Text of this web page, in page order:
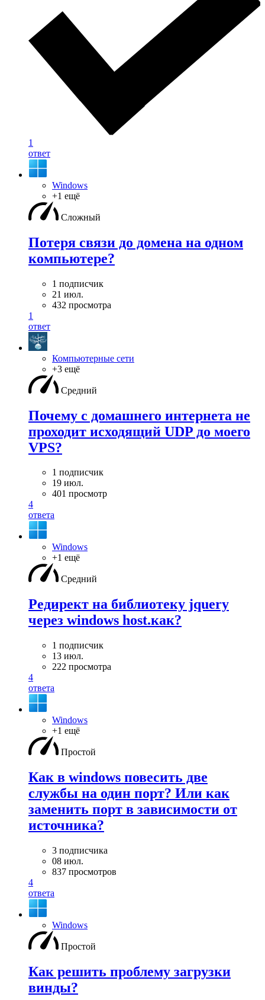
1
ответ
Windows
+1 ещё
Сложный
Потеря связи до домена на одном
компьютере?
1 подписчик
21 июл.
432 просмотра
1
ответ
Компьютерные сети
+3 ещё
Средний
Почему с домашнего интернета не
проходит исходящий UDP до моего
VPS?
1 подписчик
19 июл.
401 просмотр
4
ответа
Windows
+1 ещё
Средний
Редирект на библиотеку jquery
через windows host.как?
1 подписчик
13 июл.
222 просмотра
4
ответа
Windows
+1 ещё
Простой
Как в windows повесить две
службы на один порт? Или как
заменить порт в зависимости от
источника?
3 подписчика
08 июл.
837 просмотров
4
ответа
Windows
Простой
Как решить проблему загрузки
винды?